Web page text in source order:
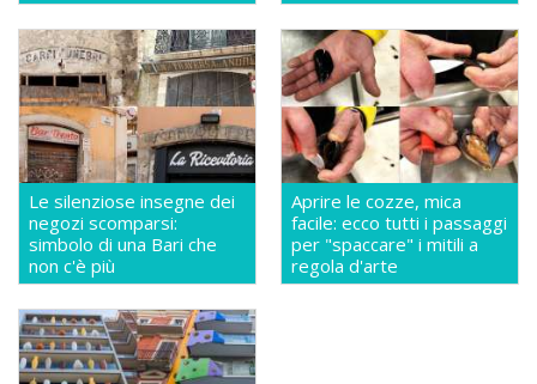
Le silenziose insegne dei
negozi scomparsi:
simbolo di una Bari che
non c'è più
Aprire le cozze, mica
facile: ecco tutti i passaggi
per "spaccare" i mitili a
regola d'arte